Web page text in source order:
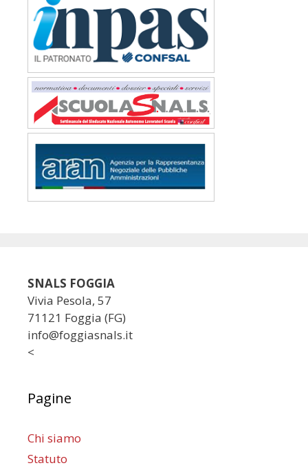
SNALS FOGGIA
Vivia Pesola, 57
71121 Foggia (FG)
info@foggiasnals.it
<
Pagine
Chi siamo
Statuto